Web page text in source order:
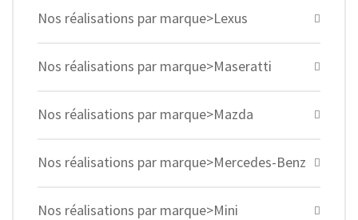
Nos réalisations par marque>Lexus
Nos réalisations par marque>Maseratti
Nos réalisations par marque>Mazda
Nos réalisations par marque>Mercedes-Benz
Nos réalisations par marque>Mini